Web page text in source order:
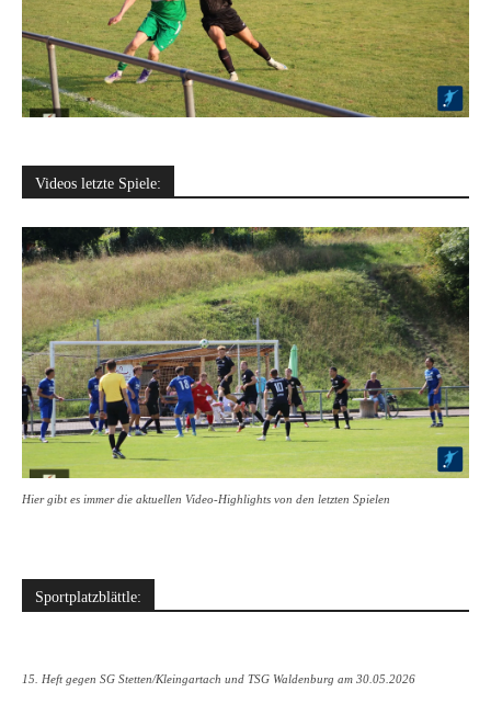
Videos letzte Spiele:
Hier gibt es immer die aktuellen Video-Highlights von den letzten Spielen
Sportplatzblättle:
15. Heft gegen SG Stetten/Kleingartach und TSG Waldenburg am 30.05.2026